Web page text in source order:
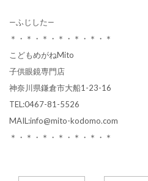
—ふじした—
＊・＊・＊・＊・＊・＊・＊
こどもめがねMito
子供眼鏡専門店
神奈川県鎌倉市大船1-23-16
TEL:0467-81-5526
MAIL:info@mito-kodomo.com
＊・＊・＊・＊・＊・＊・＊